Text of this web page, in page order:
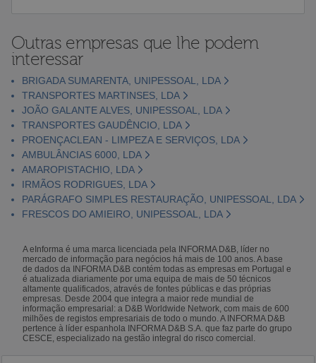
Outras empresas que lhe podem
interessar
BRIGADA SUMARENTA, UNIPESSOAL, LDA
TRANSPORTES MARTINSES, LDA
JOÃO GALANTE ALVES, UNIPESSOAL, LDA
TRANSPORTES GAUDÊNCIO, LDA
PROENÇACLEAN - LIMPEZA E SERVIÇOS, LDA
AMBULÂNCIAS 6000, LDA
AMAROPISTACHIO, LDA
IRMÃOS RODRIGUES, LDA
PARÁGRAFO SIMPLES RESTAURAÇÃO, UNIPESSOAL, LDA
FRESCOS DO AMIEIRO, UNIPESSOAL, LDA
A eInforma é uma marca licenciada pela INFORMA D&B, líder no
mercado de informação para negócios há mais de 100 anos. A base
de dados da INFORMA D&B contém todas as empresas em Portugal e
é atualizada diariamente por uma equipa de mais de 50 técnicos
altamente qualificados, através de fontes públicas e das próprias
empresas. Desde 2004 que integra a maior rede mundial de
informação empresarial: a D&B Worldwide Network, com mais de 600
milhões de registos empresariais de todo o mundo. A INFORMA D&B
pertence à líder espanhola INFORMA D&B S.A. que faz parte do grupo
CESCE, especializado na gestão integral do risco comercial.